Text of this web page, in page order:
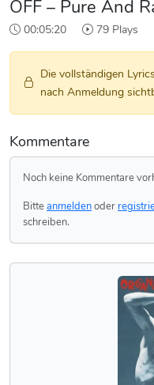
OFF – Pure And
00:05:20 79 Plays
Die vollständigen
nach Anmeldung
Kommentare
Noch keine Kommentare
Bitteanmeldenoder
schreiben.